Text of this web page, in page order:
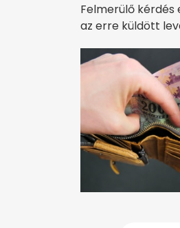
Felmerülő
az erre küldött